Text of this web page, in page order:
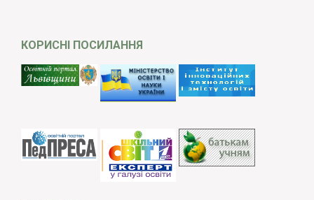
КОРИСНІ ПОСИЛАННЯ